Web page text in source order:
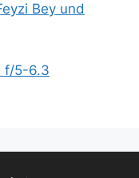
Bey und
f/5-6.3